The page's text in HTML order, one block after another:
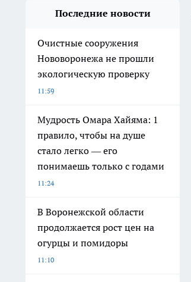
Последние новости
Очистные сооружения
Нововоронежа не прошли
экологическую проверку
11:59
Мудрость Омара Хайяма: 1
правило, чтобы на душе
стало легко — его
понимаешь только с годами
11:24
В Воронежской области
продолжается рост цен на
огурцы и помидоры
11:10